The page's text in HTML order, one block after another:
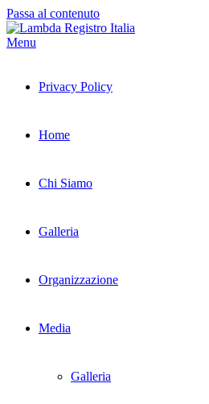
Passa al contenuto
Menu
Privacy Policy
Home
Chi Siamo
Galleria
Organizzazione
Media
Galleria